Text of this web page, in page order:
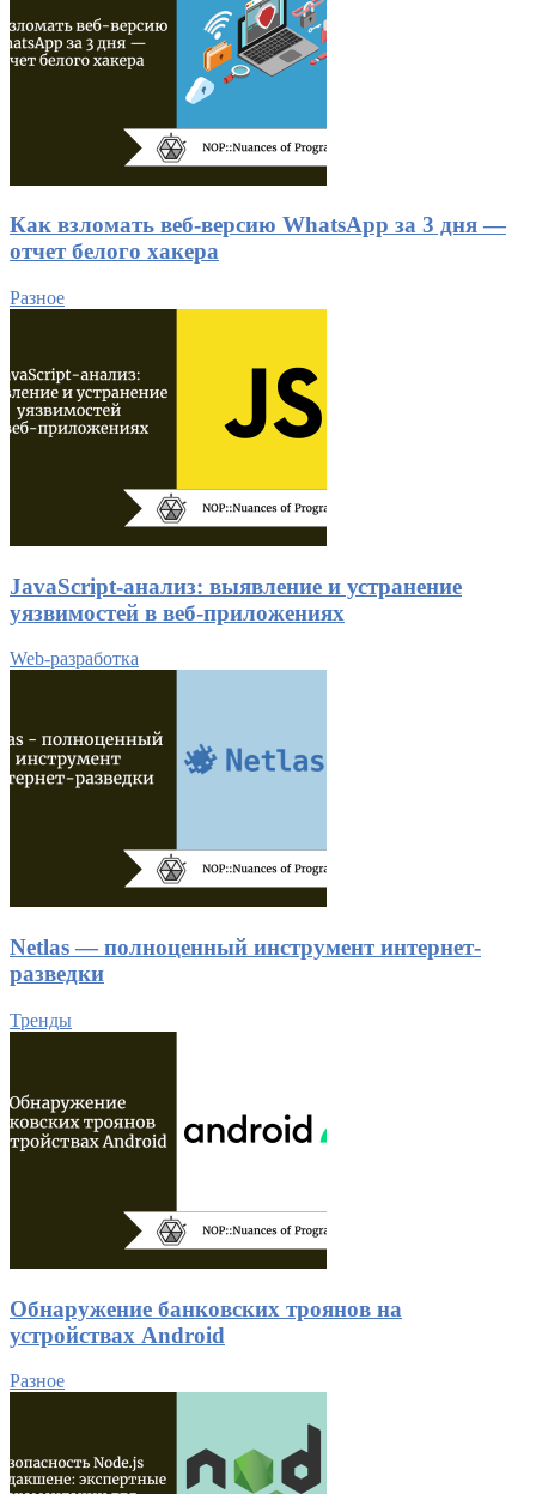
Как взломать веб-версию WhatsApp за 3 дня —
отчет белого хакера
Разное
JavaScript-анализ: выявление и устранение
уязвимостей в веб-приложениях
Web-разработка
Netlas — полноценный инструмент интернет-
разведки
Тренды
Обнаружение банковских троянов на
устройствах Android
Разное